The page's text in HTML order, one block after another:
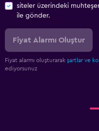
siteler üzerindeki
ile gönder.
Fiyat Alarmı Oluştur
Fiyat alarmı oluşturarak şartlar ve
ediyorsunuz